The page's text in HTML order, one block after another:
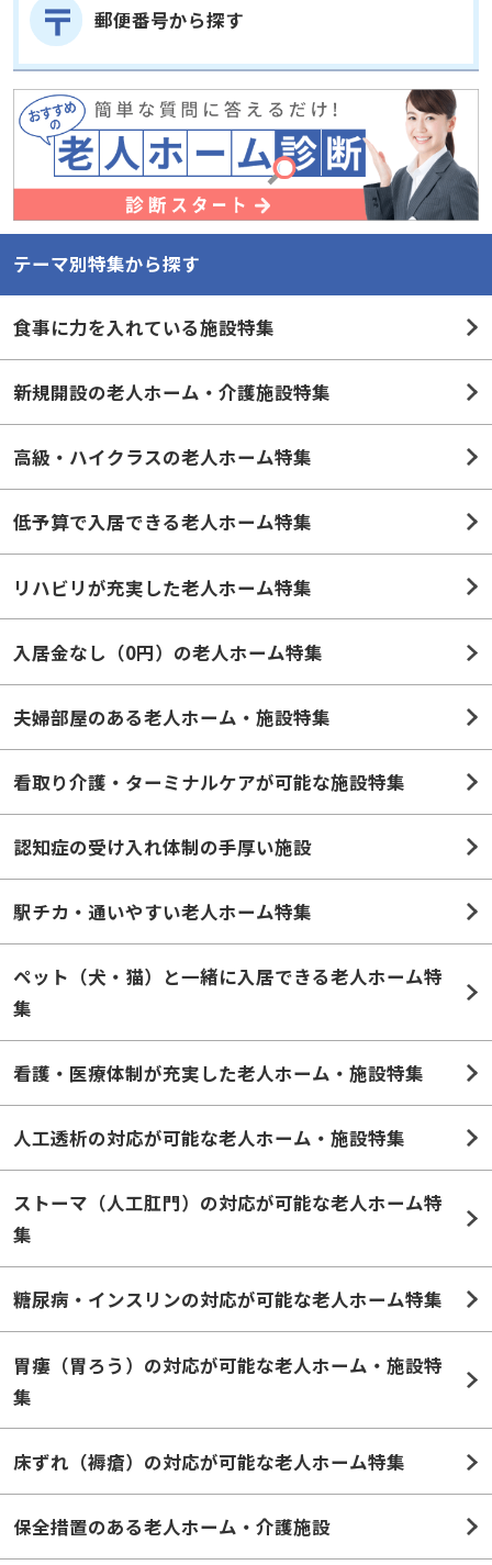
郵便番号から探す
テーマ別特集から探す
食事に力を入れている施設特集
新規開設の老人ホーム・介護施設特集
高級・ハイクラスの老人ホーム特集
低予算で入居できる老人ホーム特集
リハビリが充実した老人ホーム特集
入居金なし（0円）の老人ホーム特集
夫婦部屋のある老人ホーム・施設特集
看取り介護・ターミナルケアが可能な施設特集
認知症の受け入れ体制の手厚い施設
駅チカ・通いやすい老人ホーム特集
ペット（犬・猫）と一緒に入居できる老人ホーム特
集
看護・医療体制が充実した老人ホーム・施設特集
人工透析の対応が可能な老人ホーム・施設特集
ストーマ（人工肛門）の対応が可能な老人ホーム特
集
糖尿病・インスリンの対応が可能な老人ホーム特集
胃瘻（胃ろう）の対応が可能な老人ホーム・施設特
集
床ずれ（褥瘡）の対応が可能な老人ホーム特集
保全措置のある老人ホーム・介護施設